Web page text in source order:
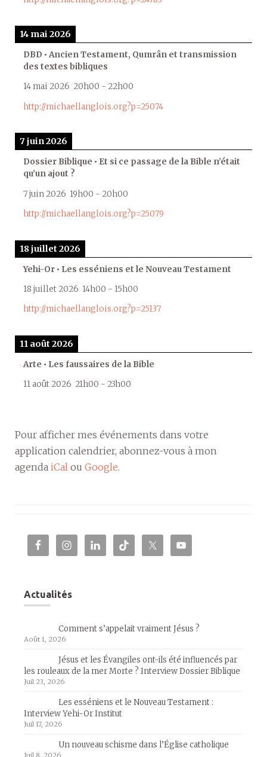
14 mai 2026
DBD • Ancien Testament, Qumrân et transmission
des textes bibliques
14 mai 2026 20h00 - 22h00
http://michaellanglois.org?p=25074
7 juin 2026
Dossier Biblique • Et si ce passage de la Bible n’était
qu’un ajout ?
7 juin 2026 19h00 - 20h00
http://michaellanglois.org?p=25079
18 juillet 2026
Yehi-Or • Les esséniens et le Nouveau Testament
18 juillet 2026 14h00 - 15h00
http://michaellanglois.org?p=25137
11 août 2026
Arte • Les faussaires de la Bible
11 août 2026 21h00 - 23h00
Pour afficher mes événements dans votre
application calendrier, abonnez-vous à mon
agenda iCal ou Google.
Actualités
Comment s’appelait vraiment Jésus ?
Août 1, 2026
Jésus et les Évangiles ont-ils été influencés par
les rouleaux de la mer Morte ? Interview Dossier Biblique
Juil 23, 2026
Les esséniens et le Nouveau Testament :
Interview Yehi-Or Institut
Juil 17, 2026
Un nouveau schisme dans l’Église catholique
Juil 8, 2026